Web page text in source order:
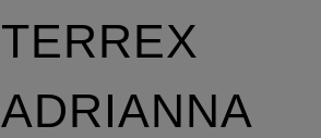
TERREX
ADRIANNA